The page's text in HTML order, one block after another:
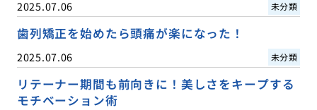
2025.07.06 未分類
歯列矯正を始めたら頭痛が楽になった！
2025.07.06 未分類
リテーナー期間も前向きに！美しさをキープする
モチベーション術